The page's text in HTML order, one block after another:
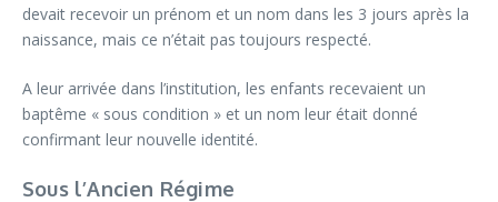
devait recevoir un prénom et un nom dans les 3 jours après la
naissance, mais ce n’était pas toujours respecté.
A leur arrivée dans l’institution, les enfants recevaient un
baptême « sous condition » et un nom leur était donné
confirmant leur nouvelle identité.
Sous l’Ancien Régime